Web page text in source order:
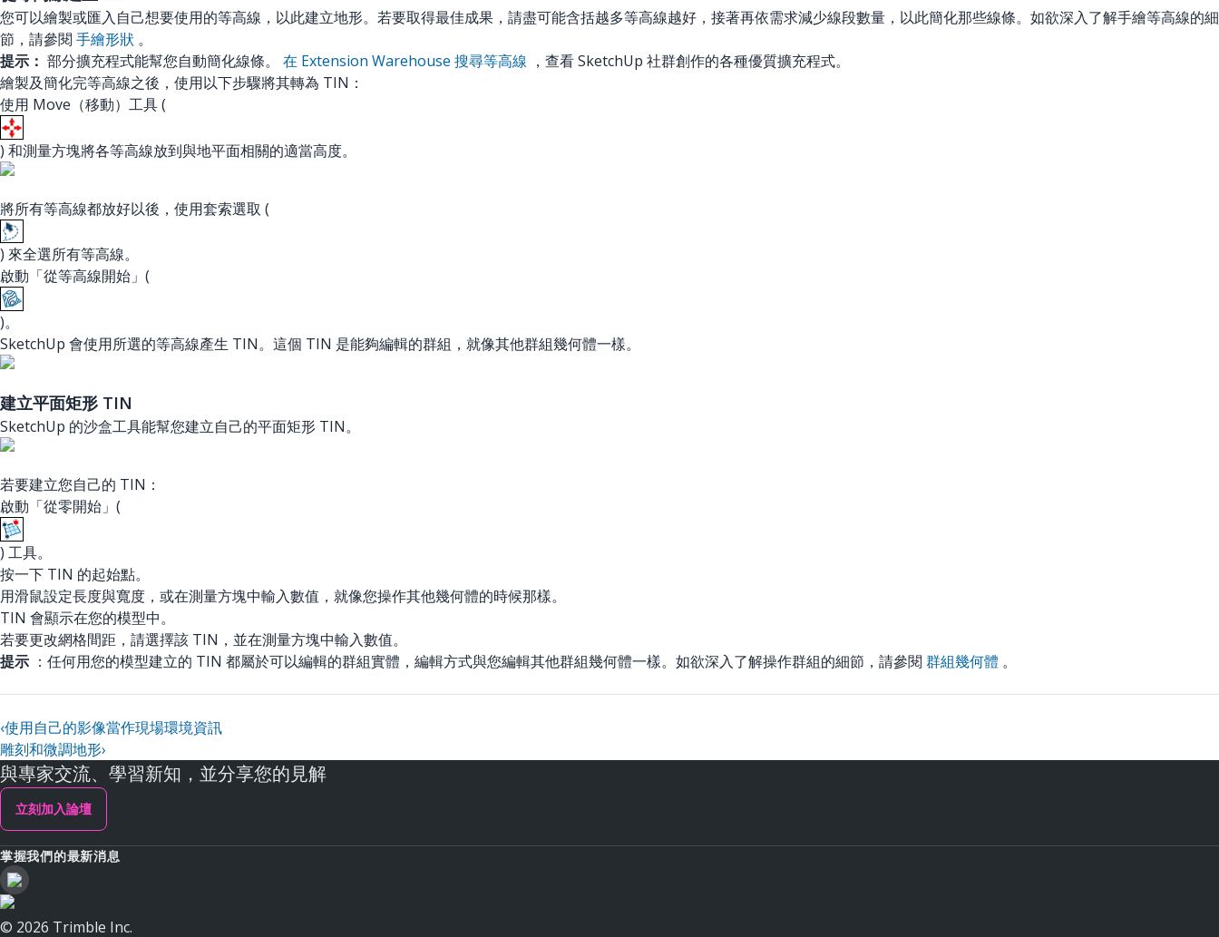
您可以繪製或匯入自己想要使用的等高線，以此建立地形。若要取得最佳成果，請盡可能含括越多等高線越好，接著再依需求減少線段數量，以此簡化那些線條。如欲深入了解手繪等高線的細
節，請參閱 手繪形狀 。
提示： 部分擴充程式能幫您自動簡化線條。 在 Extension Warehouse 搜尋等高線 ，查看 SketchUp 社群創作的各種優質擴充程式。
繪製及簡化完等高線之後，使用以下步驟將其轉為 TIN：
使用 Move（移動）工具 (
) 和測量方塊將各等高線放到與地平面相關的適當高度。
將所有等高線都放好以後，使用套索選取 (
) 來全選所有等高線。
啟動「從等高線開始」(
)。
SketchUp 會使用所選的等高線產生 TIN。這個 TIN 是能夠編輯的群組，就像其他群組幾何體一樣。
建立平面矩形 TIN
SketchUp 的沙盒工具能幫您建立自己的平面矩形 TIN。
若要建立您自己的 TIN：
啟動「從零開始」(
) 工具。
按一下 TIN 的起始點。
用滑鼠設定長度與寬度，或在測量方塊中輸入數值，就像您操作其他幾何體的時候那樣。
TIN 會顯示在您的模型中。
若要更改網格間距，請選擇該 TIN，並在測量方塊中輸入數值。
提示 ：任何用您的模型建立的 TIN 都屬於可以編輯的群組實體，編輯方式與您編輯其他群組幾何體一樣。如欲深入了解操作群組的細節，請參閱 群組幾何體 。
‹使用自己的影像當作現場環境資訊
雕刻和微調地形›
與專家交流、學習新知，並分享您的見解
立刻加入論壇
掌握我們的最新消息
© 2026 Trimble Inc.